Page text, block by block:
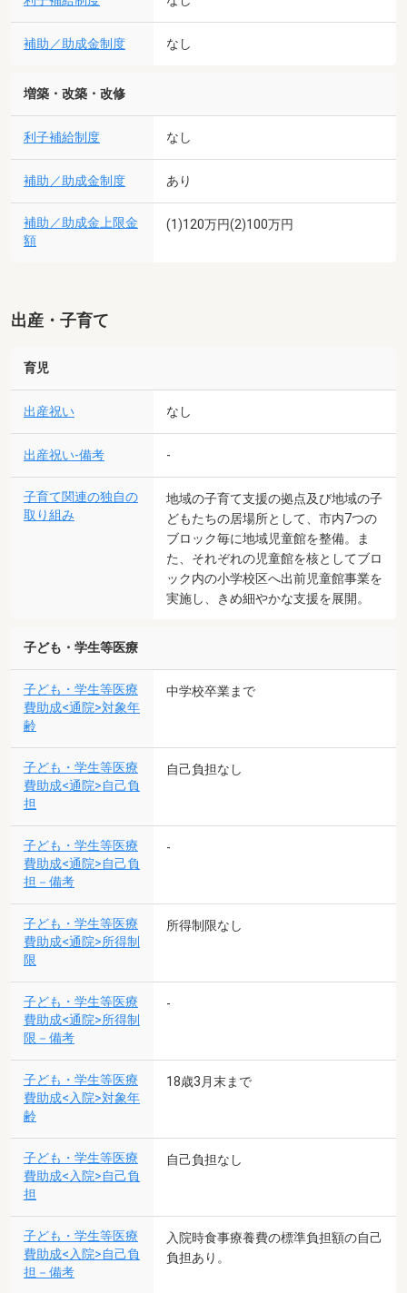
補助／助成金制度 なし
増築・改築・改修
利子補給制度 なし
補助／助成金制度 あり
補助／助成金上限金
額
(1)120万円(2)100万円
出産・子育て
育児
出産祝い なし
出産祝い-備考 -
子育て関連の独自の
取り組み
地域の子育て支援の拠点及び地域の子
どもたちの居場所として、市内7つの
ブロック毎に地域児童館を整備。ま
た、それぞれの児童館を核としてブロ
ック内の小学校区へ出前児童館事業を
実施し、きめ細やかな支援を展開。
子ども・学生等医療
子ども・学生等医療
費助成<通院>対象年
齢
中学校卒業まで
子ども・学生等医療
費助成<通院>自己負
担
自己負担なし
子ども・学生等医療
費助成<通院>自己負
担－備考
-
子ども・学生等医療
費助成<通院>所得制
限
所得制限なし
子ども・学生等医療
費助成<通院>所得制
限－備考
-
子ども・学生等医療
費助成<入院>対象年
齢
18歳3月末まで
子ども・学生等医療
費助成<入院>自己負
担
自己負担なし
子ども・学生等医療
費助成<入院>自己負
担－備考
入院時食事療養費の標準負担額の自己
負担あり。